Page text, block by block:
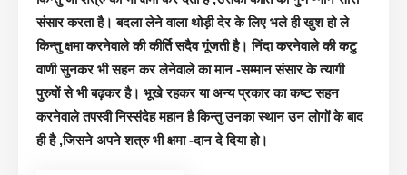
संसार करता है। बदला लेने वाला थोड़ी देर के लिए भले ही खुश हो ले
किन्तु क्षमा करनेवाले की कीर्ति सदैव गूंजती है। निंदा करनेवाले की कटु
वाणी सुनकर भी सहन कर लेनेवाले का मान -सम्मान संसार के त्यागी
पुरुषों से भी बढ़कर है। भूखे रहकर या अन्य प्रकार का कष्ट सहन
करनेवाले तपस्वी निस्संदेह महान है किन्तु उनका स्थान उन लोगों के बाद
ही है ,जिसने अपने शत्रु भी क्षमा -दान दे दिया हो।